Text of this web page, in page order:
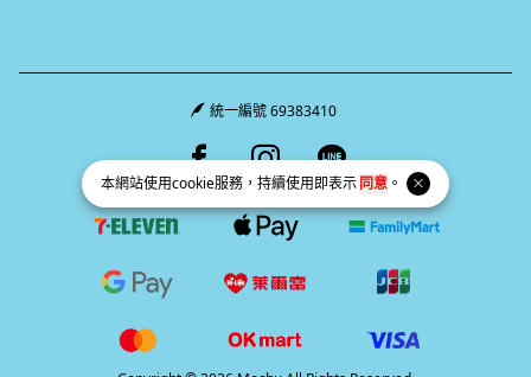
本網站使用cookie服務，持續使用即表示同意 。
統一編號 69383410
Facebook page
Instagram page
Line page